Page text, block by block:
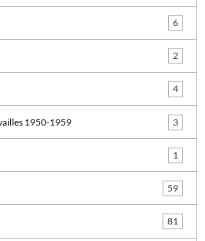
6
2
4
1950-1959 3
1
59
81